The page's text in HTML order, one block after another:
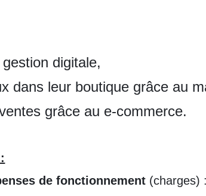
digitale,
dans leur boutique grâce au
grâce au e-commerce.
de fonctionnement (charges) :